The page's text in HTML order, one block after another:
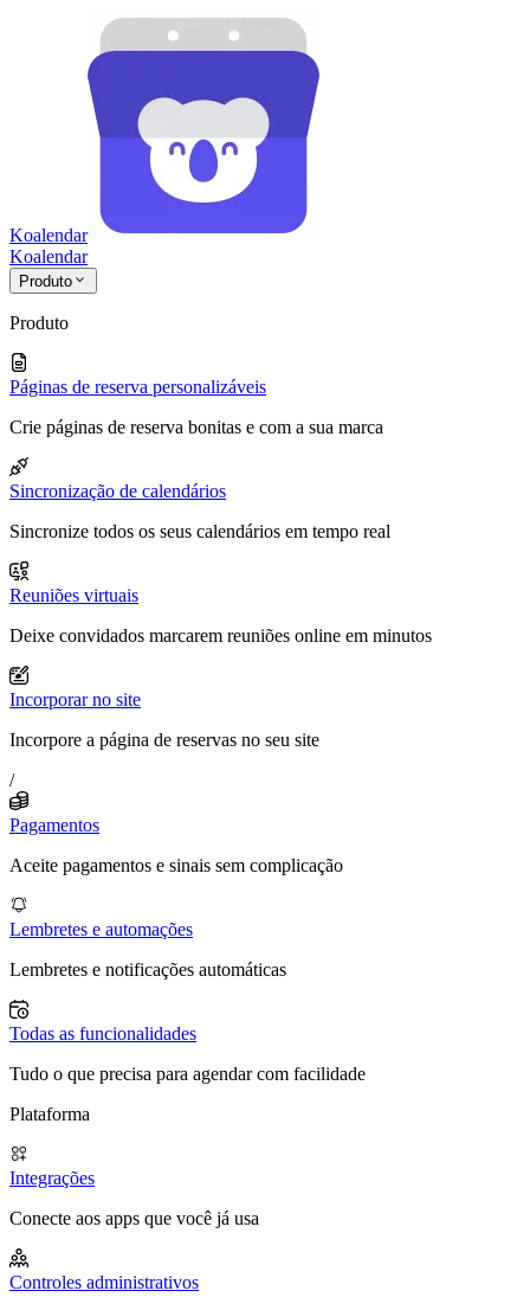
Koalendar
Koalendar
Produto
Produto
Páginas de reserva personalizáveis
Crie páginas de reserva bonitas e com a sua marca
Sincronização de calendários
Sincronize todos os seus calendários em tempo real
Reuniões virtuais
Deixe convidados marcarem reuniões online em minutos
Incorporar no site
Incorpore a página de reservas no seu site
/
Pagamentos
Aceite pagamentos e sinais sem complicação
Lembretes e automações
Lembretes e notificações automáticas
Todas as funcionalidades
Tudo o que precisa para agendar com facilidade
Plataforma
Integrações
Conecte aos apps que você já usa
Controles administrativos